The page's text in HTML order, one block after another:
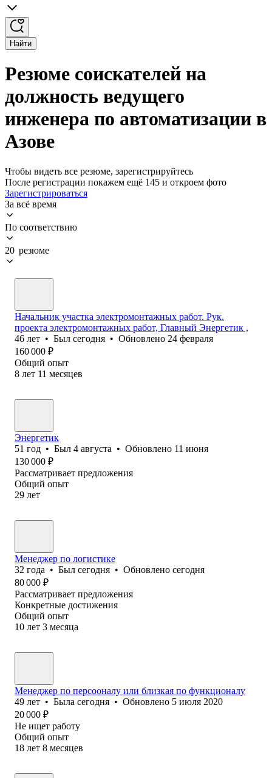
Найти
Резюме соискателей на
должность ведущего
инженера по автоматизации в
Азове
Чтобы видеть все резюме, зарегистрируйтесь
После регистрации покажем ещё 145 и откроем фото
Зарегистрироваться
За всё время
По соответствию
20 резюме
Начальник участка электромонтажных работ. Рук.
проекта электромонтажных работ, Главный Энергетик ,
46 лет • Был сегодня • Обновлено 24 февраля
160 000 ₽
Общий опыт
8 лет 11 месяцев
Энергетик
51 год • Был 4 августа • Обновлено 11 июня
130 000 ₽
Рассматривает предложения
Общий опыт
29 лет
Менеджер по логистике
32 года • Был сегодня • Обновлено сегодня
80 000 ₽
Рассматривает предложения
Конкретные достижения
Общий опыт
10 лет 3 месяца
Менеджер по персооналу или близкая по функционалу
49 лет • Была сегодня • Обновлено 5 июля 2020
20 000 ₽
Не ищет работу
Общий опыт
18 лет 8 месяцев